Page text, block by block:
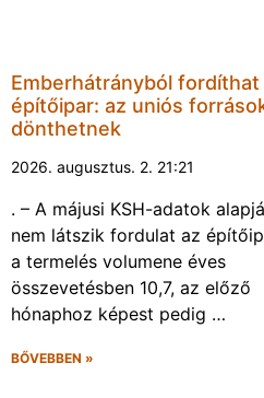
Emberhátrányból fordíthat
építőipar: az uniós
dönthetnek
2026. augusztus. 2. 21:21
. – A májusi KSH-adatok
nem látszik fordulat az
a termelés volumene éves
összevetésben 10,7, az előző
hónaphoz képest pedig …
BŐVEBBEN »